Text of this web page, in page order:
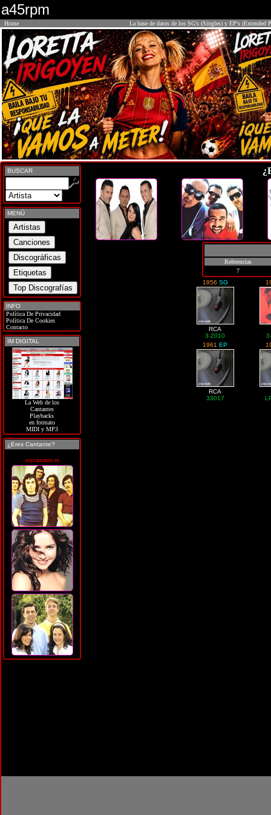
a45rpm
Home La base de datos de los SG's (Singles) y EP's (Extended
BUSCAR
MENÚ
INFO
Política De Privacidad
Política De Cookies
Contacto
IM DIGITAL
La Web de los
Cantantes
Playbacks
en formato
MIDI y MP3
¿Eres Cantante?
soycantante.es
Referencias
7
1956 SG
RCA
3-2010
1961EP
RCA
33017